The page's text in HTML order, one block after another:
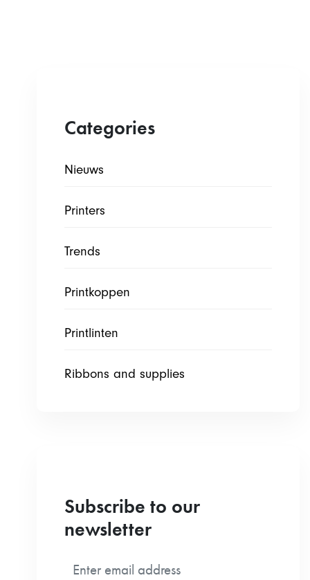
Categories
Nieuws
Printers
Trends
Printkoppen
Printlinten
Ribbons and supplies
Subscribe to our
newsletter